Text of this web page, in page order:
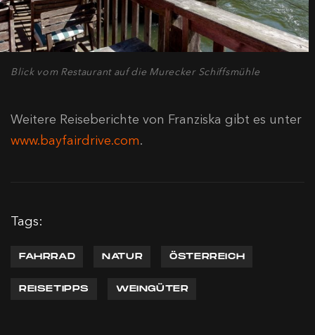
Blick vom Restaurant auf die Murecker Schiffsmühle
Weitere Reiseberichte von Franziska gibt es unter
www.bayfairdrive.com.
Tags:
FAHRRAD NATUR ÖSTERREICH
REISETIPPS WEINGÜTER